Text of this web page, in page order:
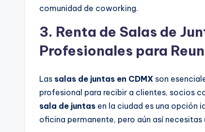
comunidad de coworking.
3. Renta de Salas de
Profesionales para
Las salas de juntas en CDMX son
profesional para recibir a clientes, socios
sala de juntas en la ciudad es una opción
oficina permanente, pero aún así